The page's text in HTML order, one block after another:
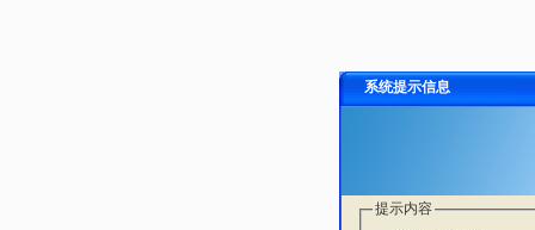
系统提示信息
提示内容